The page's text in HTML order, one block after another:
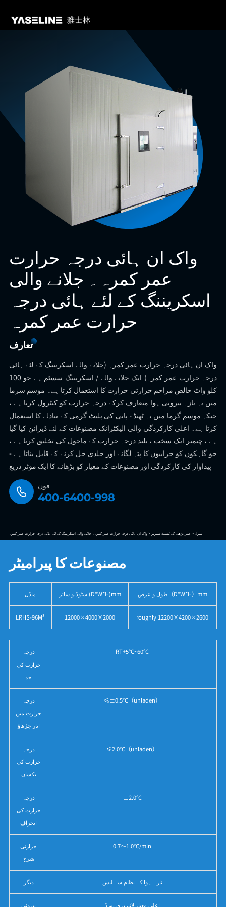
واک ان ہائی درجہ حرارت
عمر کمرہ۔ جلانے والی
اسکریننگ کے لئے ہائی درجہ
حرارت عمر کمرہ
تعارف
واک ان ہائی درجہ حرارت عمر کمرہ (جلانے والے اسکریننگ کے لئے ہائی
درجہ حرارت عمر کمرہ) ایک جلانے والے / اسکریننگ سسٹم ہے جو 100
کلو واٹ خالص مزاحم حرارتی حرارت کا استعمال کرتا ہے۔ موسم سرما
میں یہ تازہ بیرونی ہوا متعارف کرکے درجہ حرارت کو کنٹرول کرتا ہے ،
جبکہ موسم گرما میں یہ ٹھنڈے پانی کی پلیٹ گرمی کے تبادلے کا استعمال
کرتا ہے۔ اعلی کارکردگی والی الیکٹرانک مصنوعات کے لئے ڈیزائن کیا گیا
ہے ، چیمبر ایک سخت ، بلند درجہ حرارت کے ماحول کی تخلیق کرتا ہے ،
جو گاہکوں کو خرابیوں کا پتہ لگانے اور جلدی حل کرنے کے قابل بناتا ہے -
پیداوار کی کارکردگی اور مصنوعات کے معیار کو بڑھانے کا ایک موثر ذریع
فون
400-6400-998
منزل >عمر بڑھنے کے ٹیسٹ سیریز >واک ان ہائی درجہ حرارت عمر کمرہ۔ جلانے والی اسکریننگ کے لئے ہائی درجہ حرارت عمر کمرہ
مصنوعات کا پیرامیٹر
ماڈل سٹوڈیو سائز (D*W*H)mm طول و عرض（D*W*H）mm
LRHS-96M³ 12000×4000×2000 roughly 12200×4200×2600
درجہ
حرارت کی
حد
RT+5℃~60℃
درجہ
حرارت میں
اتار چڑھاؤ
≤±0.5℃（unladen）
درجہ
حرارت کی
یکساں
≤2.0℃（unladen）
درجہ
حرارت کی
انحراف
±2.0℃
حرارتی
شرح
0.7～1.0℃/min
دیگر تازہ ہوا کے نظام سے لیس
بیرونی اعلی معیار لائبریری بورڈ